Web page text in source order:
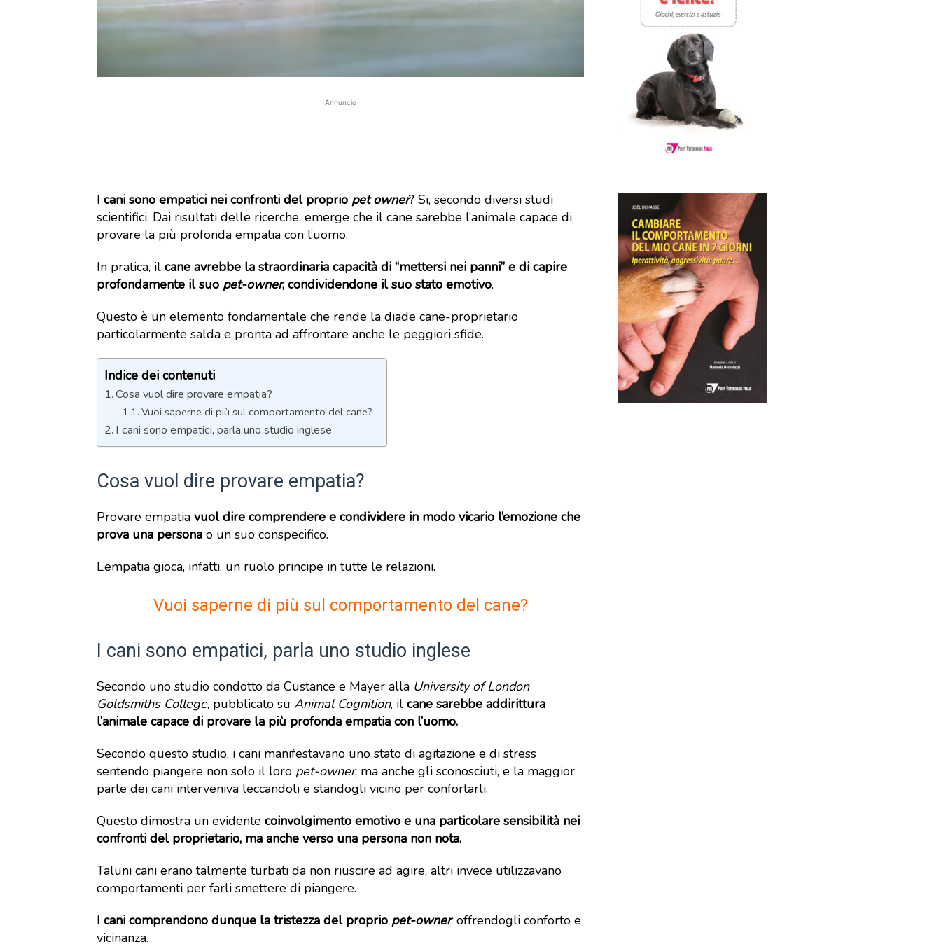
Annuncio
I cani sono empatici nei confronti del proprio pet owner? Si, secondo diversi studi
scientifici. Dai risultati delle ricerche, emerge che il cane sarebbe l’animale capace di
provare la più profonda empatia con l’uomo.
In pratica, il cane avrebbe la straordinaria capacità di “mettersi nei panni” e di capire
profondamente il suo pet-owner, condividendone il suo stato emotivo.
Questo è un elemento fondamentale che rende la diade cane-proprietario
particolarmente salda e pronta ad affrontare anche le peggiori sfide.
Indice dei contenuti
Cosa vuol dire provare empatia?
Vuoi saperne di più sul comportamento del cane?
I cani sono empatici, parla uno studio inglese
Cosa vuol dire provare empatia?
Provare empatia vuol dire comprendere e condividere in modo vicario l’emozione che
prova una persona o un suo conspecifico.
L’empatia gioca, infatti, un ruolo principe in tutte le relazioni.
Vuoi saperne di più sul comportamento del cane?
I cani sono empatici, parla uno studio inglese
Secondo uno studio condotto da Custance e Mayer alla University of London
Goldsmiths College, pubblicato su Animal Cognition, il cane sarebbe addirittura
l’animale capace di provare la più profonda empatia con l’uomo.
Secondo questo studio, i cani manifestavano uno stato di agitazione e di stress
sentendo piangere non solo il loro pet-owner, ma anche gli sconosciuti, e la maggior
parte dei cani interveniva leccandoli e standogli vicino per confortarli.
Questo dimostra un evidente coinvolgimento emotivo e una particolare sensibilità nei
confronti del proprietario, ma anche verso una persona non nota.
Taluni cani erano talmente turbati da non riuscire ad agire, altri invece utilizzavano
comportamenti per farli smettere di piangere.
I cani comprendono dunque la tristezza del proprio pet-owner, offrendogli conforto e
vicinanza.